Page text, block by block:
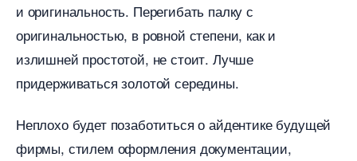
и оригинальность. Перегибать палку с
оригинальностью, в ровной степени, как и
излишней простотой, не стоит. Лучше
придерживаться золотой середины.
Неплохо будет позаботиться о айдентике будущей
фирмы, стилем оформления документации,